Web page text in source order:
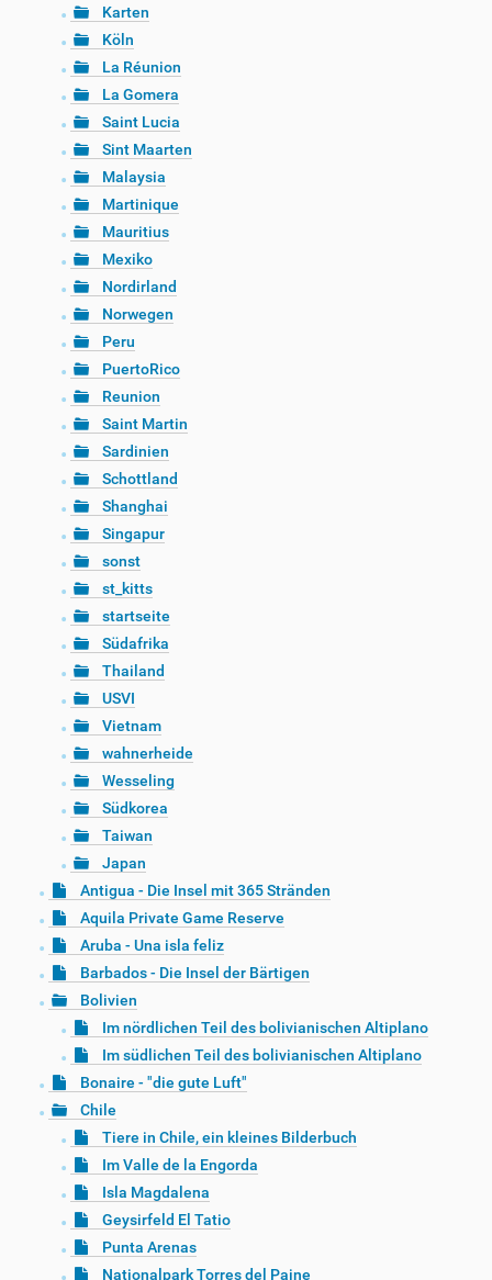
Karten
Köln
La Réunion
La Gomera
Saint Lucia
Sint Maarten
Malaysia
Martinique
Mauritius
Mexiko
Nordirland
Norwegen
Peru
PuertoRico
Reunion
Saint Martin
Sardinien
Schottland
Shanghai
Singapur
sonst
st_kitts
startseite
Südafrika
Thailand
USVI
Vietnam
wahnerheide
Wesseling
Südkorea
Taiwan
Japan
Antigua - Die Insel mit 365 Stränden
Aquila Private Game Reserve
Aruba - Una isla feliz
Barbados - Die Insel der Bärtigen
Bolivien
Im nördlichen Teil des bolivianischen Altiplano
Im südlichen Teil des bolivianischen Altiplano
Bonaire - "die gute Luft"
Chile
Tiere in Chile, ein kleines Bilderbuch
Im Valle de la Engorda
Isla Magdalena
Geysirfeld El Tatio
Punta Arenas
Nationalpark Torres del Paine